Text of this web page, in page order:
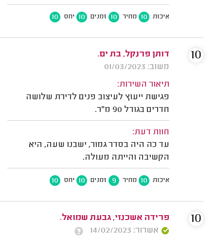
איכות 10 מחיר 10 זמנים 10 יחס 10
דותן פרנקל, בת ים.
משוב: 01/03/2023
תיאור השירות:
פגישת ייעוץ לעיצוב פנים לדירת שלושה
חדרים בגודל 90 מ"ר.
חוות דעת:
עד כה היה בסדר גמור, ישבנו שעה, היא
הקשיבה והייתה מעולה.
איכות 10 מחיר 9 זמנים 10 יחס 10
10
פרידה אשכנזי, גבעת שמואל.
אשרור: 14/02/2023
10